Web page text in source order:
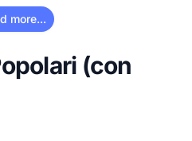
more...
(con